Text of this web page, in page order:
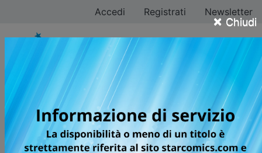
× Chiudi
Accedi Registrati Newsletter
Waki Yamato
Tutti i fumetti